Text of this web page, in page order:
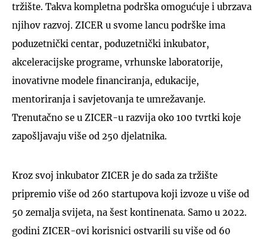
tržište. Takva kompletna podrška omogućuje i ubrzava
njihov razvoj. ZICER u svome lancu podrške ima
poduzetnički centar, poduzetnički inkubator,
akceleracijske programe, vrhunske laboratorije,
inovativne modele financiranja, edukacije,
mentoriranja i savjetovanja te umrežavanje.
Trenutačno se u ZICER-u razvija oko 100 tvrtki koje
zapošljavaju više od 250 djelatnika.
Kroz svoj inkubator ZICER je do sada za tržište
pripremio više od 260 startupova koji izvoze u više od
50 zemalja svijeta, na šest kontinenata. Samo u 2022.
godini ZICER-ovi korisnici ostvarili su više od 60